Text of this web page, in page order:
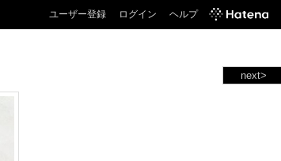
ユーザー登録 ログイン ヘルプ
next>